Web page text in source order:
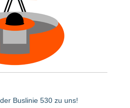
Buslinie 530 zu uns!